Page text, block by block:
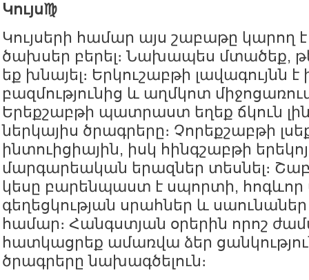
Կույս♍️
Կույսերի համար այս շաբաթը կարող
ծախսեր բերել։ Նախապես մտածեք,
եք խնայել։ Երկուշաբթի լավագույնն
բազմությունից և աղմկոտ
Երեքշաբթի պատրաստ եղեք ճկուն
ներկայիս ծրագրերը։ Չորեքշաբթի
ինտուիցիային, իսկ հինգշաբթի
մարգարեական երազներ տեսնել։
կեսը բարենպաստ է սպորտի,
գեղեցկության սրահներ և սաունաներ
համար։ Հանգստյան օրերին որոշ
հատկացրեք ամառվա ձեր
ծրագրերը նախագծելուն։